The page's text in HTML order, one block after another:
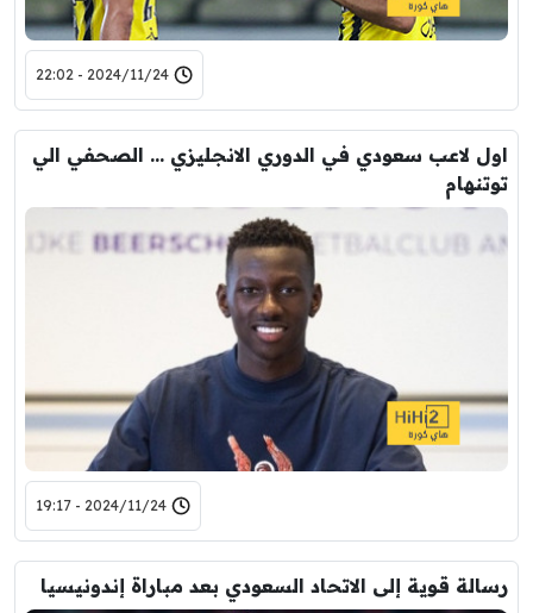
2024/11/24 - 22:02
اول لاعب سعودي في الدوري الانجليزي … الصحفي الي
توتنهام
2024/11/24 - 19:17
رسالة قوية إلى الاتحاد السعودي بعد مباراة إندونيسيا